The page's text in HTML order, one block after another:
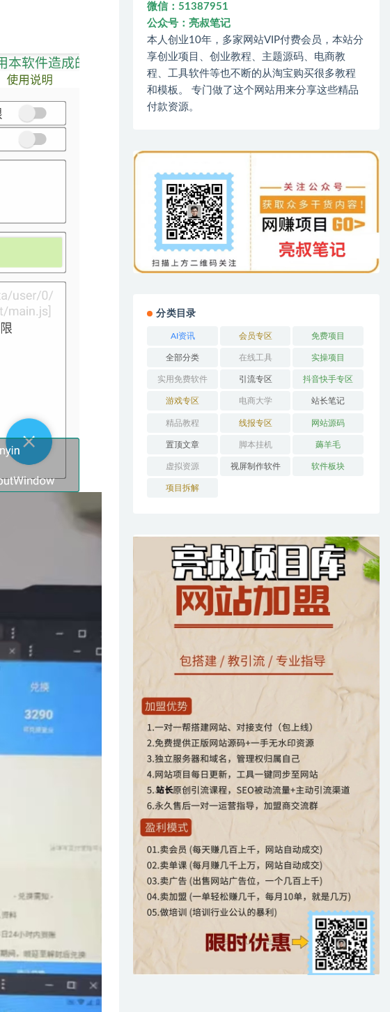
微信：51387951
公众号：亮叔笔记
本人创业10年，多家网站VIP付费会员，本站分
享创业项目、创业教程、主题源码、电商教
程、工具软件等也不断的从淘宝购买很多教程
和模板。 专门做了这个网站用来分享这些精品
付款资源。
分类目录
AI资讯 会员专区 免费项目
全部分类 在线工具 实操项目
实用免费软件 引流专区 抖音快手专区
游戏专区 电商大学 站长笔记
精品教程 线报专区 网站源码
置顶文章 脚本挂机 薅羊毛
虚拟资源 视屏制作软件 软件板块
项目拆解